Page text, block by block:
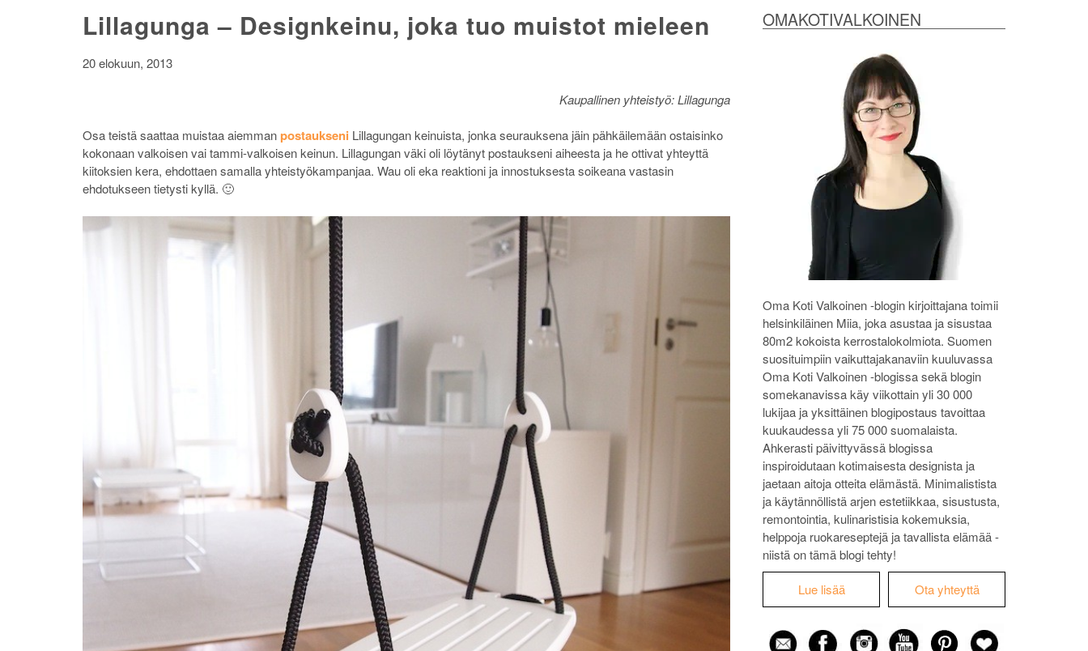
OMAKOTIVALKOINEN
Oma Koti Valkoinen -blogin kirjoittajana toimii
helsinkiläinen Miia, joka asustaa ja sisustaa
80m2 kokoista kerrostalokolmiota. Suomen
suosituimpiin vaikuttajakanaviin kuuluvassa
Oma Koti Valkoinen -blogissa sekä blogin
somekanavissa käy viikottain yli 30 000
lukijaa ja yksittäinen blogipostaus tavoittaa
kuukaudessa yli 75 000 suomalaista.
Ahkerasti päivittyvässä blogissa
inspiroidutaan kotimaisesta designista ja
jaetaan aitoja otteita elämästä. Minimalistista
ja käytännöllistä arjen estetiikkaa, sisustusta,
remontointia, kulinaristisia kokemuksia,
helppoja ruokareseptejä ja tavallista elämää -
niistä on tämä blogi tehty!
Lue lisää Ota yhteyttä
Lillagunga – Designkeinu, joka tuo muistot mieleen
20 elokuun, 2013
Kaupallinen yhteistyö: Lillagunga
Osa teistä saattaa muistaa aiemmanpostaukseni Lillagungan keinuista, jonka seurauksena jäin pähkäilemään ostaisinko
kokonaan valkoisen vai tammi-valkoisen keinun. Lillagungan väki oli löytänyt postaukseni aiheesta ja he ottivat yhteyttä
kiitoksien kera, ehdottaen samalla yhteistyökampanjaa. Wau oli eka reaktioni ja innostuksesta soikeana vastasin
ehdotukseen tietysti kyllä. 🙂